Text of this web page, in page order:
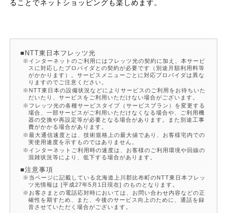
ることでネットショッピングも楽しめます。
NTT東日本フレッツ光
インターネットのご利用にはフレッツ光の契約に加え、本サービ
スに対応したプロバイダとの契約が必要です（別途月額利用料等
がかかります）。サービスメニューごとに対応プロバイダは異な
りますのでご注意ください。
NTT東日本の設備状況などによりサービスのご利用をお待ちいた
だいたり、サービスをご利用いただけない場合がございます。
フレッツ光の各種サービスタイプ（サービスプラン）を変更する
場合、一部サービスがご利用いただけなくなる場合や、ご利用機
器の交換や再設定等が必要となる場合があります。また別途工事
費がかかる場合があります。
最大通信速度とは、技術規格上の最大値であり、お客様宅内での
実使用速度を示すものではありません。
インターネットご利用時の速度は、お客様のご利用環境や回線の
混雑状況等により、低下する場合があります。
注意事項
当ページに記載している北海道上川郡比布町のNTT東日本フレッ
ツ光情報は [平成27年5月1日現在] のものとなります。
お客さまとの電話応対時においては、お問い合わせ内容などの正
確性を期すため、また、今後のサービス向上のために、通話を録
音させていただく場合がございます。